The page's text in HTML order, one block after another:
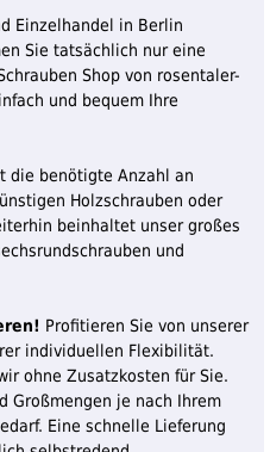
Einzelhandel in Berlin
Sie tatsächlich nur eine
Shop von rosentaler-
und bequem Ihre
die benötigte Anzahl an
Holzschrauben oder
beinhaltet unser großes
und
Profitieren Sie von unserer
individuellen Flexibilität.
ohne Zusatzkosten für Sie.
Großmengen je nach Ihrem
Eine schnelle Lieferung